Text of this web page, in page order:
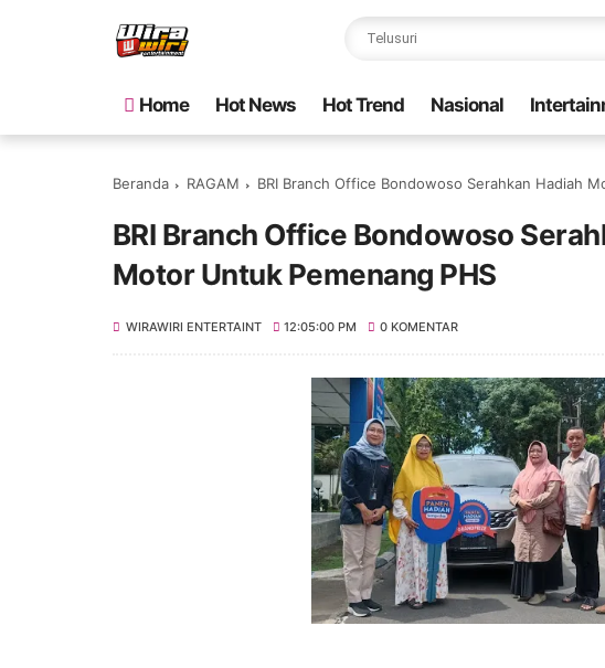
Home Hot News Hot Trend Nasional
Beranda RAGAM BRI Branch Office Bondowoso Serahkan Hadiah
BRI Branch Office Bondowoso
Motor Untuk Pemenang PHS
WIRAWIRI ENTERTAINT 12:05:00 PM 0 KOMENTAR